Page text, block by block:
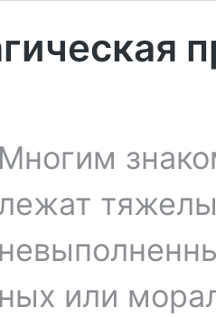
Многим
или